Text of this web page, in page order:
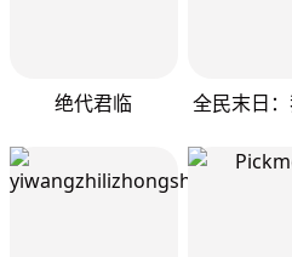
绝代君临